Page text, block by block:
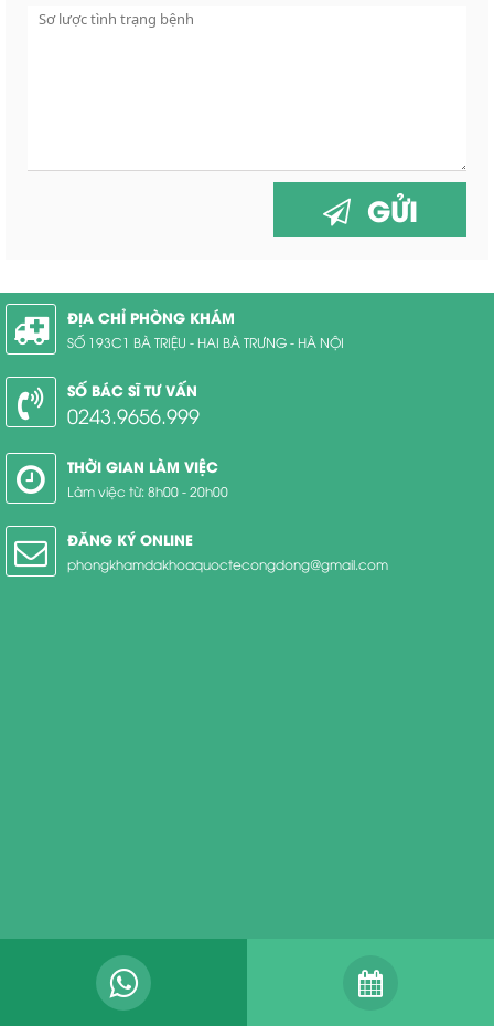
GỬI
ĐỊA CHỈ PHÒNG KHÁM
SỐ 193C1 BÀ TRIỆU - HAI BÀ TRƯNG - HÀ NỘI
SỐ BÁC SĨ TƯ VẤN
0243.9656.999
THỜI GIAN LÀM VIỆC
Làm việc từ: 8h00 - 20h00
ĐĂNG KÝ ONLINE
phongkhamdakhoaquoctecongdong@gmail.com